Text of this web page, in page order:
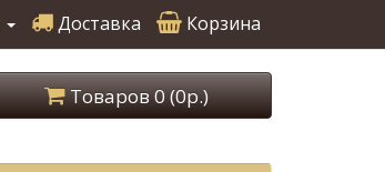
Доставка Корзина
Товаров 0 (0р.)